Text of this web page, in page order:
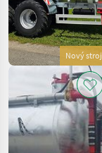
Nový stroj